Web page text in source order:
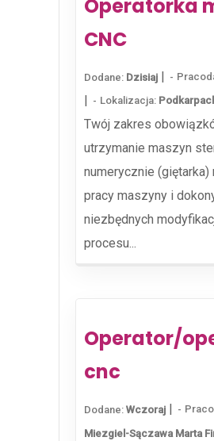
Operatorka
CNC
Dodane: Dzisiaj |
| Lokalizacja:
Twój zakres
utrzymanie maszyn
numerycznie (giętarka)
pracy maszyny i
niezbędnych
procesu...
Operator/
cnc
Dodane: Wczoraj |
Miezgiel-Sączawa Marta